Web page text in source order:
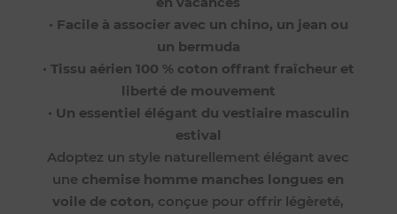
• Facile à associer avec un chino, un jean ou
un bermuda
• Tissu aérien 100 % coton offrant fraîcheur et
liberté de mouvement
• Un essentiel élégant du vestiaire masculin
estival
Adoptez un style naturellement élégant avec
une chemise homme manches longues en
voile de coton, conçue pour offrir légèreté,